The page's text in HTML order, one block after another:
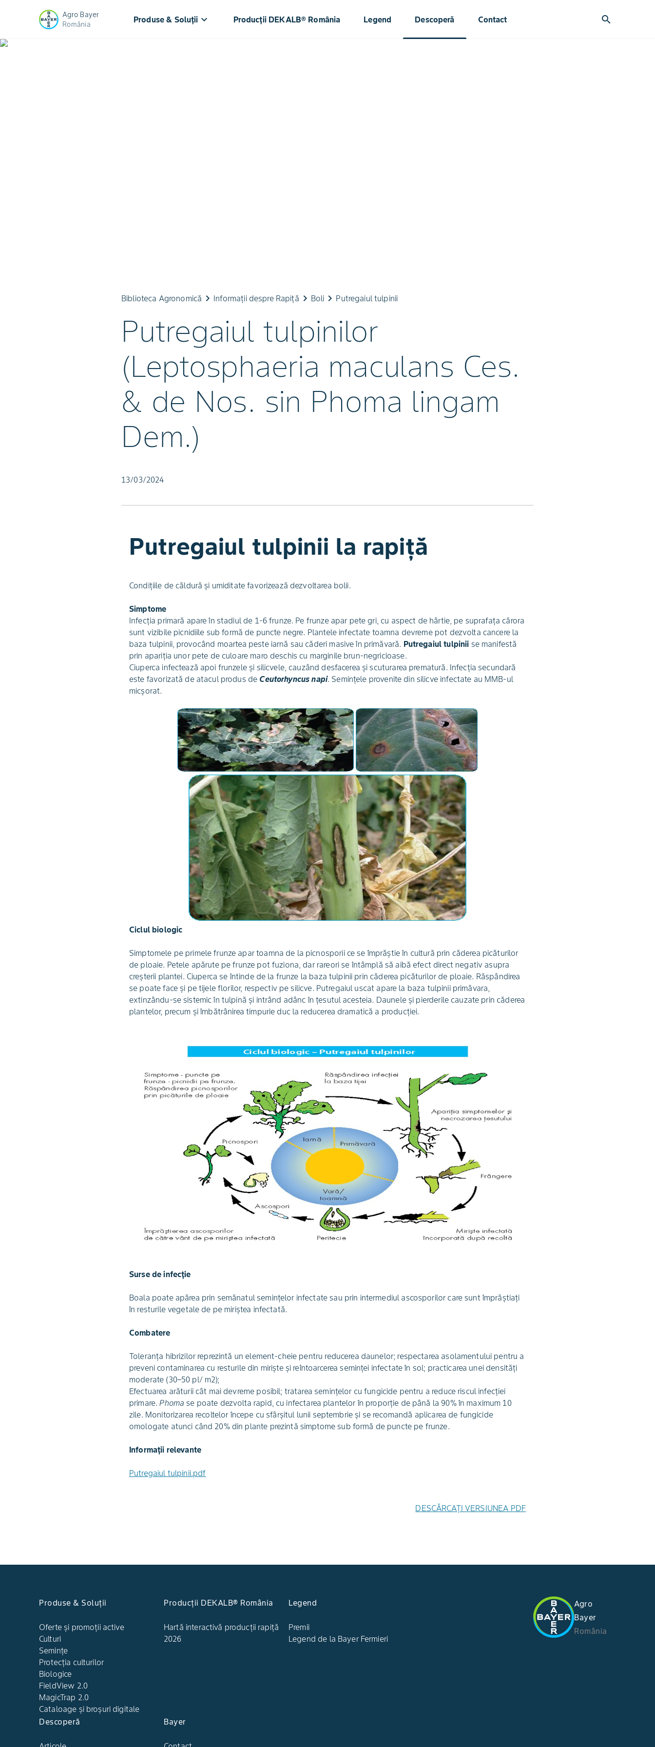
Agro Bayer
România
Produse & Soluții keyboard_arrow_down Producții DEKALB® România Legend Descoperă Contact search
Biblioteca Agronomică keyboard_arrow_right Informații despre Rapiță keyboard_arrow_right Boli keyboard_arrow_right Putregaiul tulpinii
Putregaiul tulpinilor
(Leptosphaeria maculans Ces.
& de Nos. sin Phoma lingam
Dem.)
13/03/2024
Putregaiul tulpinii la rapiță
Condiţiile de căldură şi umiditate favorizează dezvoltarea bolii.
Simptome
Infecţia primară apare în stadiul de 1-6 frunze. Pe frunze apar pete gri, cu aspect de hârtie, pe suprafaţa cărora
sunt vizibile picnidiile sub formă de puncte negre. Plantele infectate toamna devreme pot dezvolta cancere la
baza tulpinii, provocând moartea peste iarnă sau căderi masive în primăvară. Putregaiul tulpinii se manifestă
prin apariţia unor pete de culoare maro deschis cu marginile brun-negricioase.
Ciuperca infectează apoi frunzele şi silicvele, cauzând desfacerea şi scuturarea prematură. Infecţia secundară
este favorizată de atacul produs de Ceutorhyncus napi. Seminţele provenite din silicve infectate au MMB-ul
micşorat.
Ciclul biologic
Simptomele pe primele frunze apar toamna de la picnosporii ce se împrăştie în cultură prin căderea picăturilor
de ploaie. Petele apărute pe frunze pot fuziona, dar rareori se întâmplă să aibă efect direct negativ asupra
creşterii plantei. Ciuperca se întinde de la frunze la baza tulpinii prin căderea picăturilor de ploaie. Răspândirea
se poate face şi pe tijele florilor, respectiv pe silicve. Putregaiul uscat apare la baza tulpinii primăvara,
extinzându-se sistemic în tulpină şi intrând adânc în ţesutul acesteia. Daunele şi pierderile cauzate prin căderea
plantelor, precum şi îmbătrânirea timpurie duc la reducerea dramatică a producţiei.
Surse de infecţie
Boala poate apărea prin semănatul seminţelor infectate sau prin intermediul ascosporilor care sunt împrăştiaţi
în resturile vegetale de pe miriştea infectată.
Combatere
Toleranţa hibrizilor reprezintă un element-cheie pentru reducerea daunelor; respectarea asolamentului pentru a
preveni contaminarea cu resturile din mirişte şi reîntoarcerea seminţei infectate în sol; practicarea unei densităţi
moderate (30–50 pl/ m2);
Efectuarea arăturii cât mai devreme posibil; tratarea seminţelor cu fungicide pentru a reduce riscul infecţiei
primare.Phomase poate dezvolta rapid, cu infectarea plantelor în proporţie de până la 90% în maximum 10
zile. Monitorizarea recoltelor începe cu sfârşitul lunii septembrie şi se recomandă aplicarea de fungicide
omologate atunci când 20% din plante prezintă simptome sub formă de puncte pe frunze.
Informații relevante
Putregaiul tulpinii.pdf
DESCĂRCAȚI VERSIUNEA PDF
Produse & Soluții
Oferte și promoții active
Culturi
Semințe
Protecția culturilor
Biologice
FieldView 2.0
MagicTrap 2.0
Cataloage și broșuri digitale
Producții DEKALB® România
Hartă interactivă producții rapiță
2026
Legend
Premii
Legend de la Bayer Fermieri
Descoperă Bayer
Agro
Bayer
România